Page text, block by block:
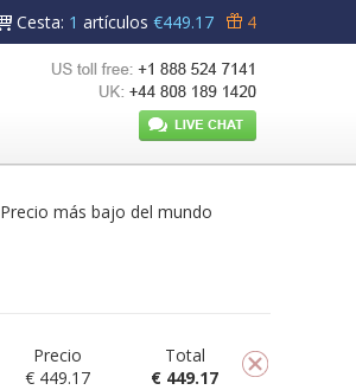
Cesta: 1 artículos €449.17 4
Precio más bajo del mundo
Precio
€ 449.17
Total
€ 449.17